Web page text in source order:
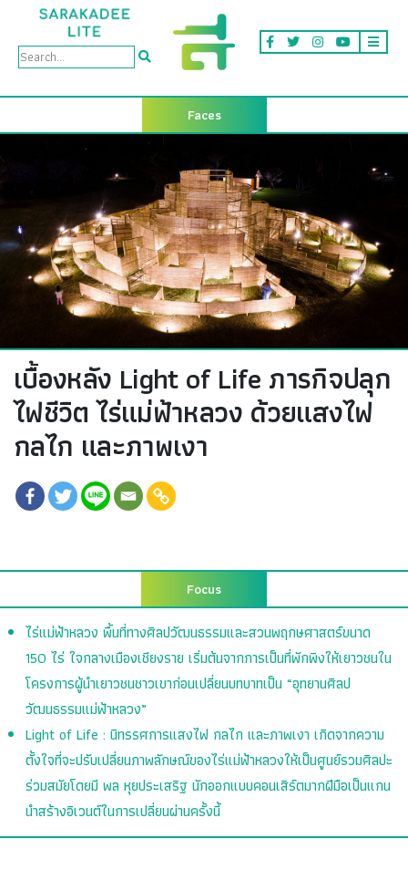
Faces
เบื้องหลัง Light of Life ภารกิจปลุก
ไฟชีวิต ไร่แม่ฟ้าหลวง ด้วยแสงไฟ
กลไก และภาพเงา
Focus
ไร่แม่ฟ้าหลวง พื้นที่ทางศิลปวัฒนธรรมและสวนพฤกษศาสตร์ขนาด
150 ไร่ ใจกลางเมืองเชียงราย เริ่มต้นจากการเป็นที่พักพิงให้เยาวชนใน
โครงการผู้นำเยาวชนชาวเขาก่อนเปลี่ยนบทบาทเป็น “อุทยานศิลป
วัฒนธรรมแม่ฟ้าหลวง”
Light of Life : นิทรรศการแสงไฟ กลไก และภาพเงา เกิดจากความ
ตั้งใจที่จะปรับเปลี่ยนภาพลักษณ์ของไร่แม่ฟ้าหลวงให้เป็นศูนย์รวมศิลปะ
ร่วมสมัยโดยมี พล หุยประเสริฐ นักออกแบบคอนเสิร์ตมากฝีมือเป็นแกน
นำสร้างอิเวนต์ในการเปลี่ยนผ่านครั้งนี้